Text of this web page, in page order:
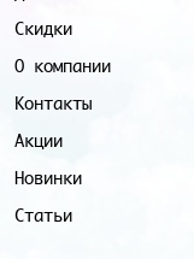
Скидки
О компании
Контакты
Акции
Новинки
Статьи